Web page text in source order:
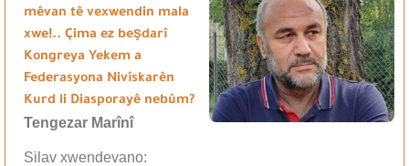
mêvan tê vexwendin mala
xwe!.. Çima ez beşdarî
Kongreya Yekem a
Federasyona Nivîskarên
Kurd li Diasporayê nebûm?
Tengezar Marînî
Silav xwendevano: